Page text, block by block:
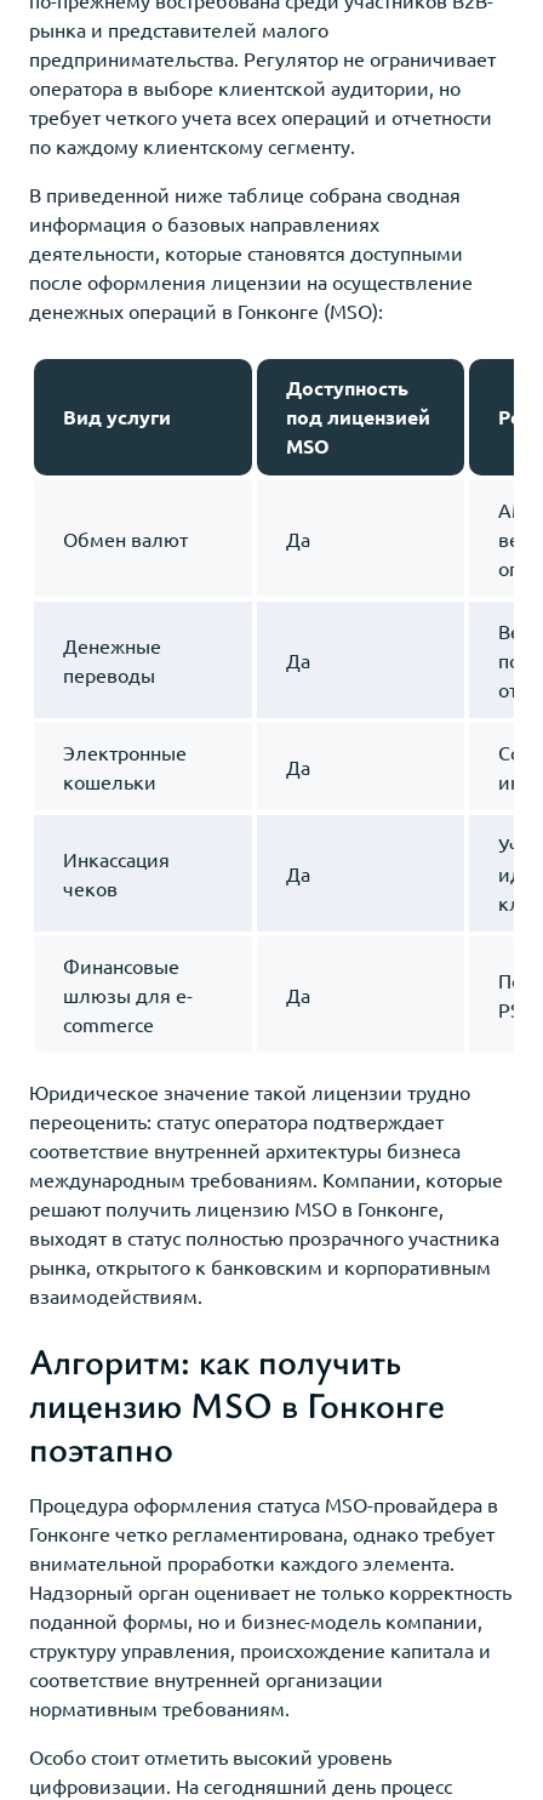
рынка и представителей малого
предпринимательства. Регулятор не ограничивает
оператора в выборе клиентской аудитории, но
требует четкого учета всех операций и отчетности
по каждому клиентскому сегменту.
В приведенной ниже таблице собрана сводная
информация о базовых направлениях
деятельности, которые становятся доступными
после оформления лицензии на осуществление
денежных операций в Гонконге (MSO):
Вид услуги
Доступность
под лицензией
MSO
Обмен валют Да
Денежные
переводы
Да
Электронные
кошельки
Да
Инкассация
чеков
Да
Финансовые
шлюзы для e-
commerce
Да
Юридическое значение такой лицензии трудно
переоценить: статус оператора подтверждает
соответствие внутренней архитектуры бизнеса
международным требованиям. Компании, которые
решают получить лицензию MSO в Гонконге,
выходят в статус полностью прозрачного участника
рынка, открытого к банковским и корпоративным
взаимодействиям.
Алгоритм: как получить
лицензию MSO в Гонконге
поэтапно
Процедура оформления статуса MSO-провайдера в
Гонконге четко регламентирована, однако требует
внимательной проработки каждого элемента.
Надзорный орган оценивает не только корректность
поданной формы, но и бизнес-модель компании,
структуру управления, происхождение капитала и
соответствие внутренней организации
нормативным требованиям.
Особо стоит отметить высокий уровень
цифровизации. На сегодняшний день процесс